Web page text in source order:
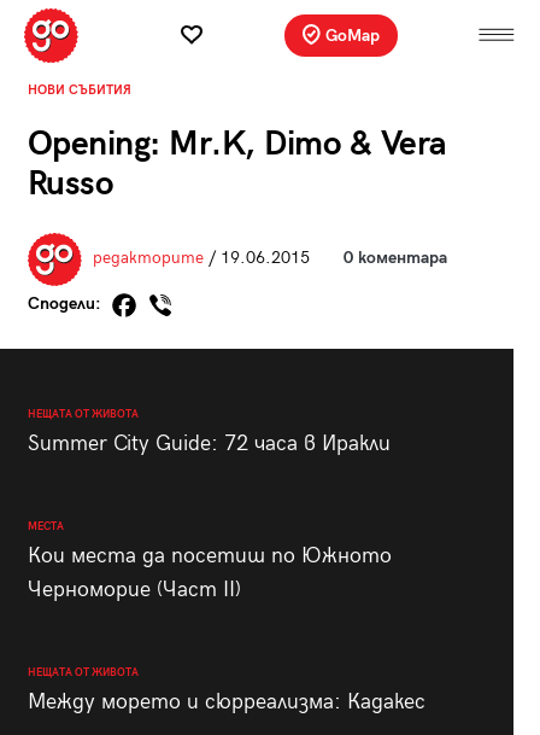
GoMap
НОВИ СЪБИТИЯ
Opening: Mr.K, Dimo & Vera
Russo
редакторите/ 19.06.2015 0 коментара
Сподели:
НЕЩАТА ОТ ЖИВОТА
Summer City Guide: 72 часа в Иракли
МЕСТА
Кои места да посетиш по Южното
Черноморие (Част II)
НЕЩАТА ОТ ЖИВОТА
Между морето и сюрреализма: Кадакес